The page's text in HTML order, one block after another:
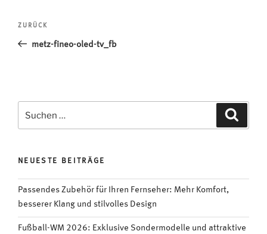
Beitragsnavigation
Vorheriger
Beitrag
ZURÜCK
metz-fineo-oled-tv_fb
nach:
NEUESTE BEITRÄGE
Passendes Zubehör für Ihren Fernseher: Mehr Komfort,
besserer Klang und stilvolles Design
Fußball-WM 2026: Exklusive Sondermodelle und attraktive